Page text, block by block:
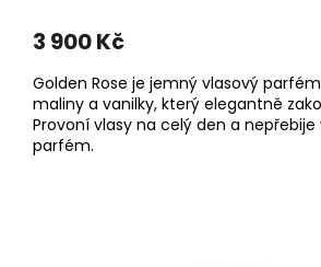
3 900 Kč
Golden Rose je jemný vlasový
maliny a vanilky, který elegantně
Provoní vlasy na celý den a
parfém.